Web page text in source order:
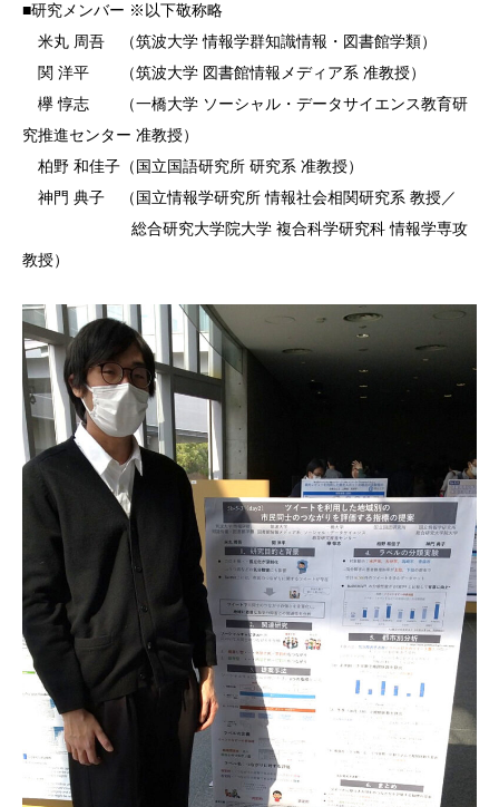
■研究メンバー ※以下敬称略
米丸 周吾 （筑波大学 情報学群知識情報・図書館学類）
関 洋平 （筑波大学 図書館情報メディア系 准教授）
欅 惇志 （一橋大学 ソーシャル・データサイエンス教育研
究推進センター 准教授）
柏野 和佳子（国立国語研究所 研究系 准教授）
神門 典子 （国立情報学研究所 情報社会相関研究系 教授／
総合研究大学院大学 複合科学研究科 情報学専攻
教授）